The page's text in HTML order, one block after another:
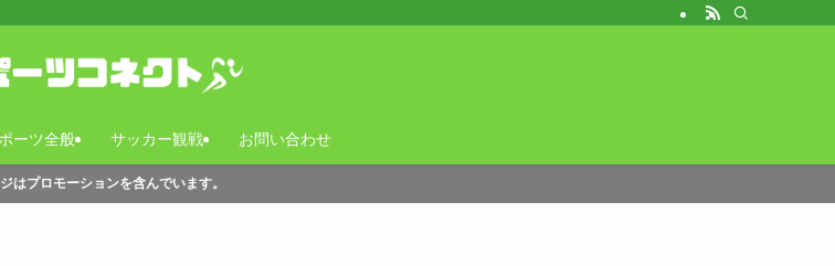
ーツ全般 サッカー観戦 お問い合わせ
はプロモーションを含んでいます。